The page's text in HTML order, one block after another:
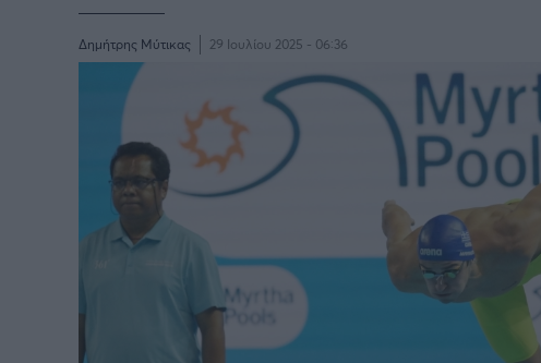
Δημήτρης Μύτικας 29 Ιουλίου 2025 - 06:36